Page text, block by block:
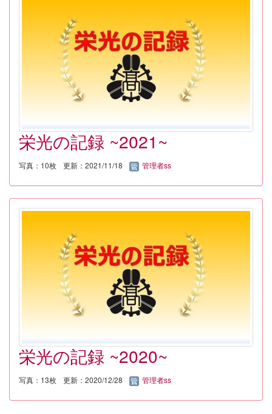
栄光の記録 ~2021~
写真：10枚 更新：2021/11/18 管理者ss
栄光の記録 ~2020~
写真：13枚 更新：2020/12/28 管理者ss